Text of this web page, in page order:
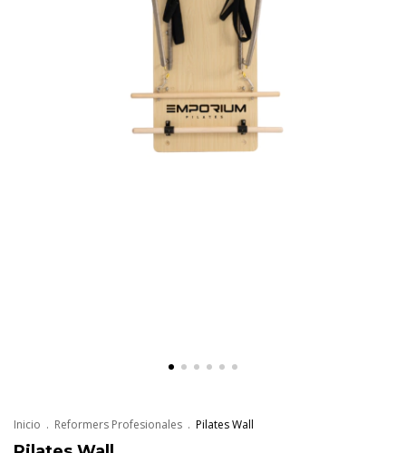
Inicio . Reformers Profesionales . Pilates Wall